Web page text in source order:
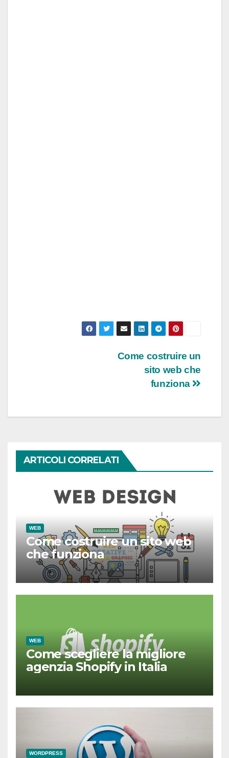
NavigazioneCome costruire un
sito web che
funziona
ARTICOLI CORRELATI
WEB
Come costruire un sito web
che funziona
WEB
Come scegliere la migliore
agenzia Shopify in Italia
WORDPRESS